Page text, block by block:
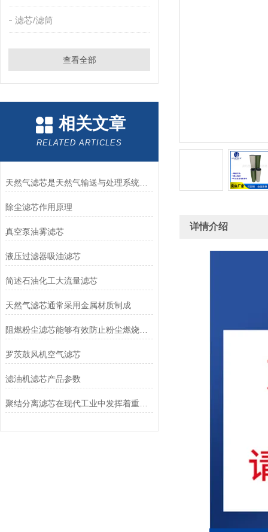
滤芯/滤筒
查看全部
相关文章
RELATED ARTICLES
天然气滤芯是天然气输送与处理系统中的关键组件
除尘滤芯作用原理
真空泵油雾滤芯
液压过滤器吸油滤芯
简述石油化工大流量滤芯
天然气滤芯通常采用金属材质制成
阻燃粉尘滤芯能够有效防止粉尘燃烧和爆炸事故的发生
罗茨鼓风机空气滤芯
滤油机滤芯产品参数
聚结分离滤芯在现代工业中发挥着重要作用
详情介绍